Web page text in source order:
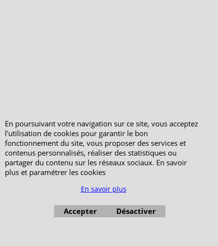
En poursuivant votre navigation sur ce site, vous acceptez
l'utilisation de cookies pour garantir le bon
fonctionnement du site, vous proposer des services et
contenus personnalisés, réaliser des statistiques ou
partager du contenu sur les réseaux sociaux. En savoir
plus et paramétrer les cookies
En savoir plus
Accepter Désactiver